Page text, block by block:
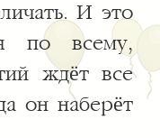
И это
по всему,
ждёт все
он наберёт